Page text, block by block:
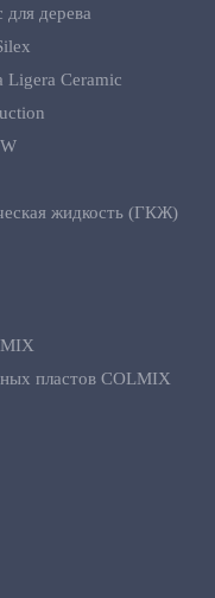
дерева
Ligera Ceramic
жидкость (ГКЖ)
пластов CОLMIX